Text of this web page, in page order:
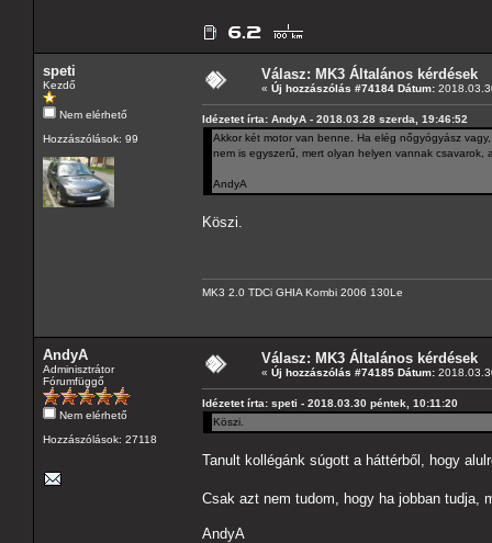
speti
Kezdő
Nem elérhető
Hozzászólások: 99
Válasz: MK3 Általános kérdések
« Új hozzászólás #74184 Dátum:
Idézetet írta: AndyA - 2018.03.28 szerda, 19:46:52
Akkor két motor van benne. Ha elég nőgyógyász
nem is egyszerű, mert olyan helyen vannak
AndyA
Köszi.
MK3 2.0 TDCi GHIA Kombi 2006 130Le
AndyA
Adminisztrátor
Fórumfüggő
Nem elérhető
Hozzászólások: 27118
Válasz: MK3 Általános kérdések
« Új hozzászólás #74185 Dátum:
Idézetet írta: speti - 2018.03.30 péntek, 10:11:20
Köszi.
Tanult kollégánk súgott a háttérből, hogy
Csak azt nem tudom, hogy ha jobban tudja,
AndyA